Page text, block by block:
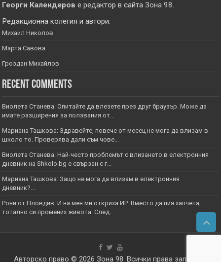
Георги Календеров е редактор в сайтаЗона 98.
Редакционна колегия и автори:
Михаил Николов
Марта Савова
Гроздан Михайлов
Recent Comments
Виолета Станева: Опитайте да влезете през друг браузър. Може да
имате разширения за ползвания от...
Мариана Ташкова: Здравейте, повече от месец не мога да влизам в
школо то. Проверява дали съм чове...
Виолета Станева: Най-често проблемът с влизането в електронния
дневник на Shkolo.bg е свързан с г...
Мариана Ташкова: Защо не мога да влизам в електронния
дневник?...
Рони от Пловдив: И на мен ми откриха ИР. Вместо да пия хапчета,
тотално си промених живота. След...
Авторско право © 2026 Зона 98. Всички права запазени.